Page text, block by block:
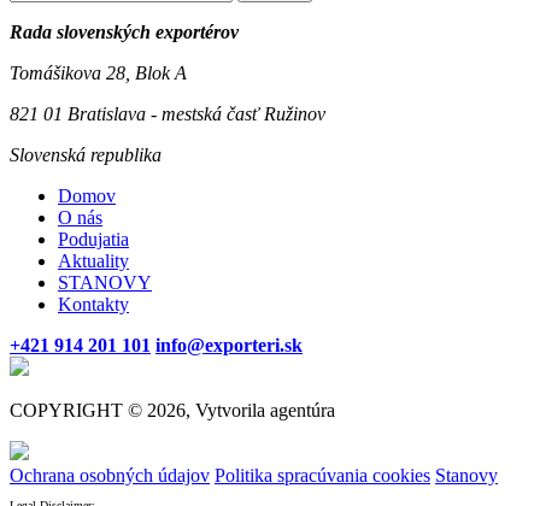
Rada slovenských exportérov
Tomášikova 28, Blok A
821 01 Bratislava - mestská časť Ružinov
Slovenská republika
Domov
O nás
Podujatia
Aktuality
STANOVY
Kontakty
+421 914 201 101 info@exporteri.sk
COPYRIGHT © 2026, Vytvorila agentúra
Ochrana osobných údajov Politika spracúvania cookies Stanovy